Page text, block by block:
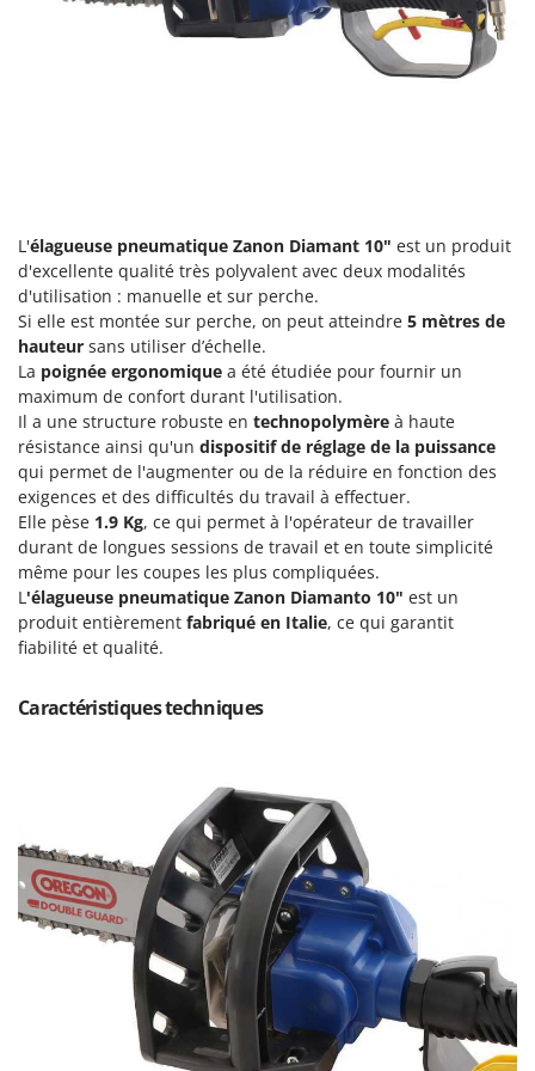
Groupes électrogènes
Gyrobroyeurs à lame pour tracteur
L
Lames à neige
Lames niveleuses pour tracteur
Lave-vitres
Lieuses électriques pour vignes
M
Machines à pâtes
Machines pour la transformation des fruits
Machines sous vide
Motobineuses
Motoculteurs
Motopompes pour irrigation
Moulins à farine
N
Nettoyeurs et Balais à vapeur
Nettoyeurs haute pression
Nettoyeurs tapis, moquettes et tapisseries
Peignes vibreurs et Secoueurs à olives
Pelles rétros pour tracteur
Enotecnica Pillan
Eschenfelder
EuroMech
Eurosystems
F
FAC
Fama Industrie
Famag
Famur
FARMER
FBC
Ferrari Group
Ferroni
FINI
Fiorentini
Fiskars
Fontana Forni
Forest Master
L'élagueuse pneumatique Zanon Diamant 10" est un produit
d'excellente qualité très polyvalent avec deux modalités
d'utilisation : manuelle et sur perche.
Si elle est montée sur perche, on peut atteindre 5 mètres de
hauteur sans utiliser d’échelle.
La poignée ergonomique a été étudiée pour fournir un
maximum de confort durant l'utilisation.
Il a une structure robuste en technopolymère à haute
résistance ainsi qu'un dispositif de réglage de la puissance
qui permet de l'augmenter ou de la réduire en fonction des
exigences et des difficultés du travail à effectuer.
Elle pèse 1.9 Kg, ce qui permet à l'opérateur de travailler
durant de longues sessions de travail et en toute simplicité
même pour les coupes les plus compliquées.
L'élagueuse pneumatique Zanon Diamanto 10" est un
produit entièrement fabriqué en Italie, ce qui garantit
fiabilité et qualité.
Caractéristiques techniques